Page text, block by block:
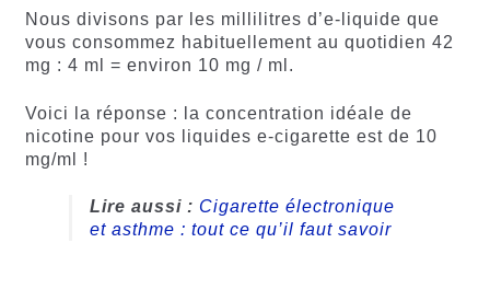
Nous divisons par les millilitres d’e-liquide que
vous consommez habituellement au quotidien 42
mg : 4 ml = environ 10 mg / ml.
Voici la réponse : la concentration idéale de
nicotine pour vos liquides e-cigarette est de 10
mg/ml !
Lire aussi : Cigarette électronique
et asthme : tout ce qu’il faut savoir